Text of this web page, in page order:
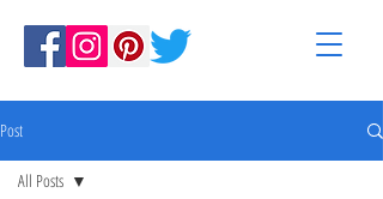
Post
All Posts